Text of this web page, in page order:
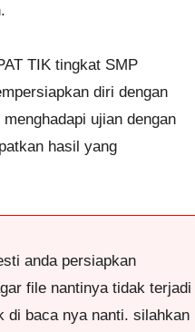
TIK tingkat SMP
diri dengan
ujian dengan
hasil yang
anda persiapkan
file nantinya tidak terjadi
di baca nya nanti. silahkan